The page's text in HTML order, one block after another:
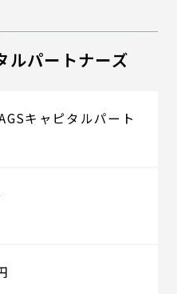
ルパートナーズ
キャピタルパート